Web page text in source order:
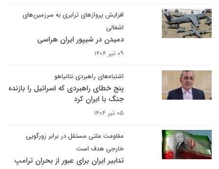
افزایش پروازهای ترابری به سرزمین‌های
اشغالی
دمیدن در شیپور ایران هراسی
۰۹ تیر ۱۴۰۴
اشتباه‌های راهبردی نتانیاهو
پنج خطای راهبردی که اسرائیل را بازنده
جنگ با ایران کرد
۰۵ تیر ۱۴۰۴
مقاومت ملتی مستقل در برابر زورگویی
خارجی هدف است
تدابیر ایران برای عبور از بحران ترامپ